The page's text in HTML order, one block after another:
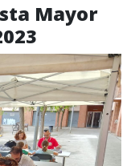
Mayor